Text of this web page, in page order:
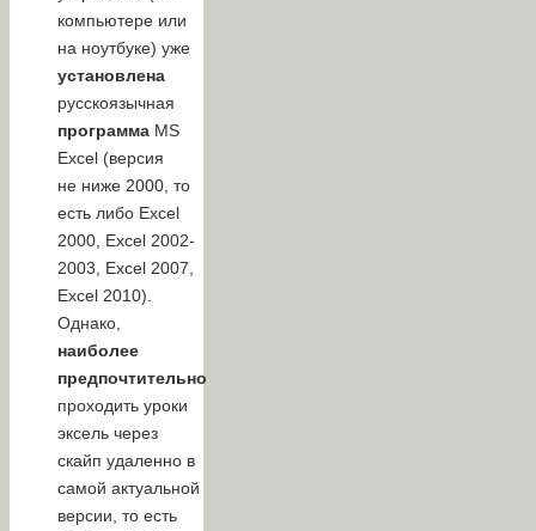
компьютере или
на ноутбуке) уже
установлена
русскоязычная
программа MS
Excel (версия
не ниже 2000, то
есть либо Excel
2000, Excel 2002-
2003, Excel 2007,
Excel 2010).
Однако,
наиболее
предпочтительно
проходить уроки
эксель через
скайп удаленно в
самой актуальной
версии, то есть